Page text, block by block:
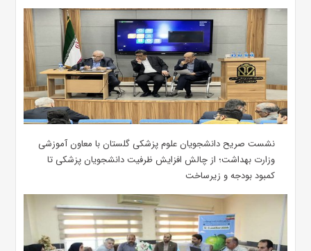
نشست صریح دانشجویان علوم پزشکی گلستان با معاون آموزشی
وزارت بهداشت؛ از چالش افزایش ظرفیت دانشجویان ‌پزشکی تا
کمبود بودجه و زیرساخت